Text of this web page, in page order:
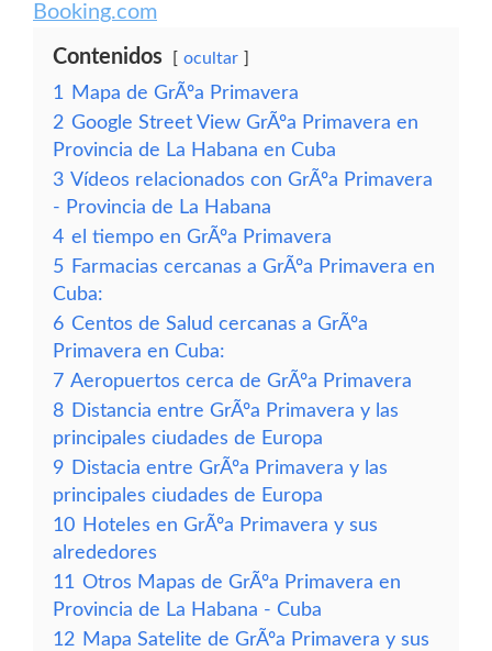
Booking.com
Contenidos ocultar
1
Mapa de GrÃºa Primavera
2 Google Street View GrÃºa Primavera en
Provincia de La Habana en Cuba
3 Vídeos relacionados con GrÃºa Primavera
- Provincia de La Habana
4 el tiempo en GrÃºa Primavera
5 Farmacias cercanas a GrÃºa Primavera en
Cuba:
6 Centos de Salud cercanas a GrÃºa
Primavera en Cuba:
7 Aeropuertos cerca de GrÃºa Primavera
8 Distancia entre GrÃºa Primavera y las
principales ciudades de Europa
9 Distacia entre GrÃºa Primavera y las
principales ciudades de Europa
10 Hoteles en GrÃºa Primavera y sus
alrededores
11 Otros Mapas de GrÃºa Primavera en
Provincia de La Habana - Cuba
12 Mapa Satelite de GrÃºa Primavera y sus